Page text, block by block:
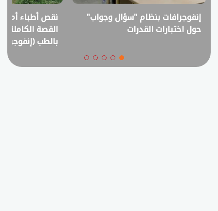
نقص أطباء أم فائض خريجين؟..
القصة الكاملة لمقترح خفض القبول
انفوجراف..
في امتحانات